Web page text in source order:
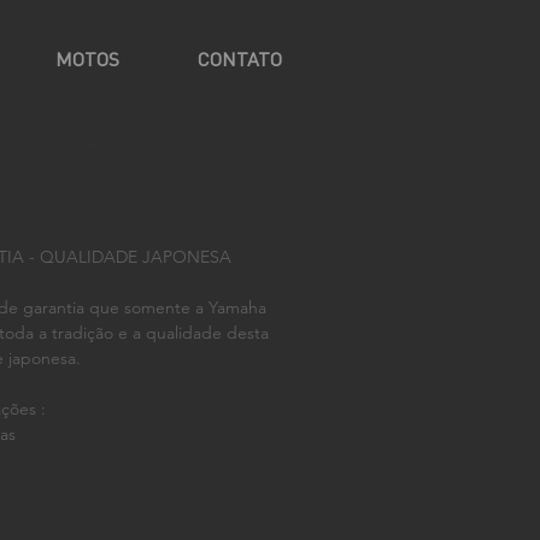
MOTOS CONTATO
- QUALIDADE JAPONESA
garantia que somente a Yamaha
a tradição e a qualidade desta
japonesa.
: